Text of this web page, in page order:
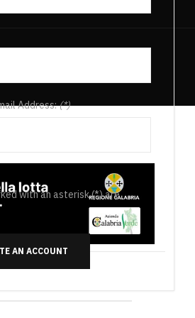
Address:(*)
with an asterisk (*) are
AN ACCOUNT